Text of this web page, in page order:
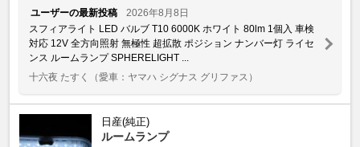
ユーザーの最新投稿
2026年8月8日
スフィアライト LED バルブ T10 6000K ホワイト 80lm 1個入 車検
対応 12V 全方向照射 無極性 超拡散 ポジション ナンバー灯 ライセ
ンス ルームランプ SPHERELIGHT ...
十六夜 たすく
（愛車：ヤマハ シグナス グリファス）
日産(純正)
ルームランプ